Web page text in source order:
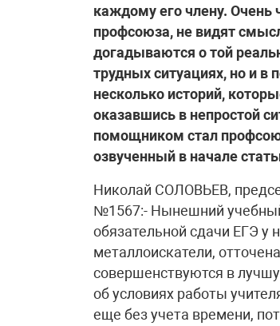
каждому его члену. Очень
профсоюза, не видят
догадываются о той
трудных ситуациях, но и
несколько историй,
оказавшись в непростой
помощником стал
озвученный в начале
Николай СОЛОВЬЕВ,
№1567:- Нынешний
обязательной сдачи ЕГЭ у
металлоискатели,
совершенствуются в
об условиях работы
еще без учета времени,